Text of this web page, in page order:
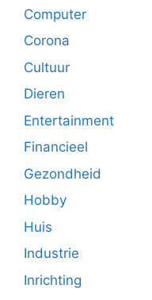
Computer
Corona
Cultuur
Dieren
Entertainment
Financieel
Gezondheid
Hobby
Huis
Industrie
Inrichting